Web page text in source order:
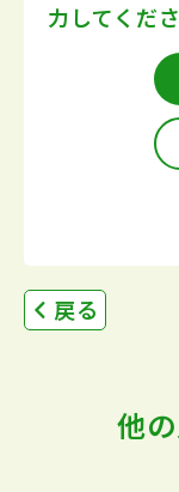
力してくださ
戻る
他